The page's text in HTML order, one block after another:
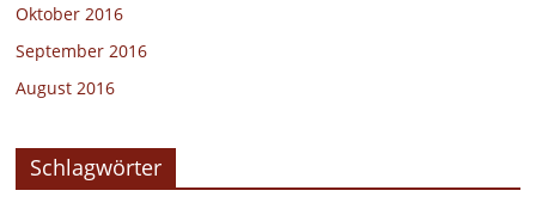
Oktober 2016
September 2016
August 2016
Schlagwörter